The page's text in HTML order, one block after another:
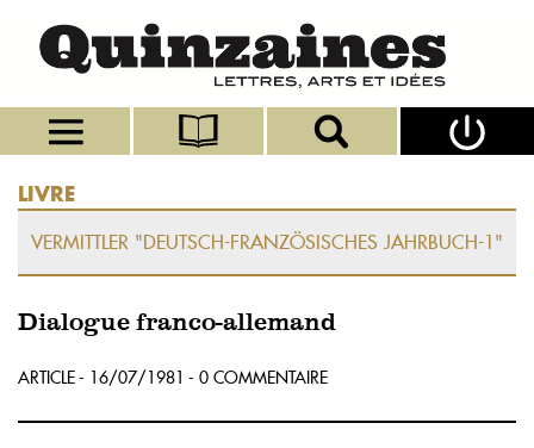
LIVRE
VERMITTLER "DEUTSCH-FRANZÖSISCHES JAHRBUCH-1"
Dialogue franco-allemand
ARTICLE - 16/07/1981 - 0 COMMENTAIRE